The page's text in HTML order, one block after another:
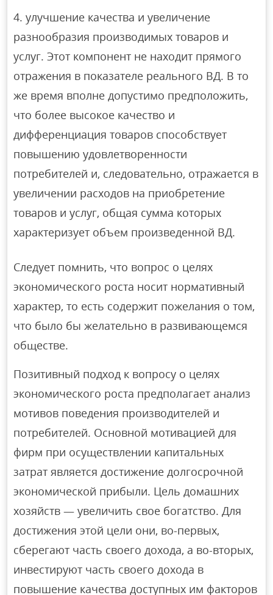
улучшение качества и увеличение
разнообразия производимых товаров и
услуг. Этот компонент не находит прямого
отражения в показателе реального ВД. В то
же время вполне допустимо предположить,
что более высокое качество и
дифференциация товаров способствует
повышению удовлетворенности
потребителей и, следовательно, отражается в
увеличении расходов на приобретение
товаров и услуг, общая сумма которых
характеризует объем произведенной ВД.
Следует помнить, что вопрос о целях
экономического роста носит нормативный
характер, то есть содержит пожелания о том,
что было бы желательно в развивающемся
обществе.
Позитивный подход к вопросу о целях
экономического роста предполагает анализ
мотивов поведения производителей и
потребителей. Основной мотивацией для
фирм при осуществлении капитальных
затрат является достижение долгосрочной
экономической прибыли. Цель домашних
хозяйств — увеличить свое богатство. Для
достижения этой цели они, во-первых,
сберегают часть своего дохода, а во-вторых,
инвестируют часть своего дохода в
повышение качества доступных им факторов